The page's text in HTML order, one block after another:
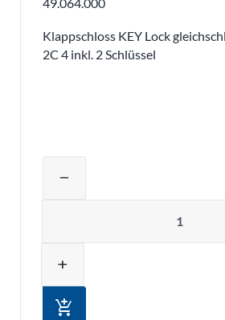
Klappschloss KEY Lock
2C 4 inkl. 2 Schlüssel
remove
add
add_shopping_cart